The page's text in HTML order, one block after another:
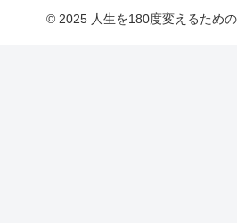
© 2025 人生を180度変えるため